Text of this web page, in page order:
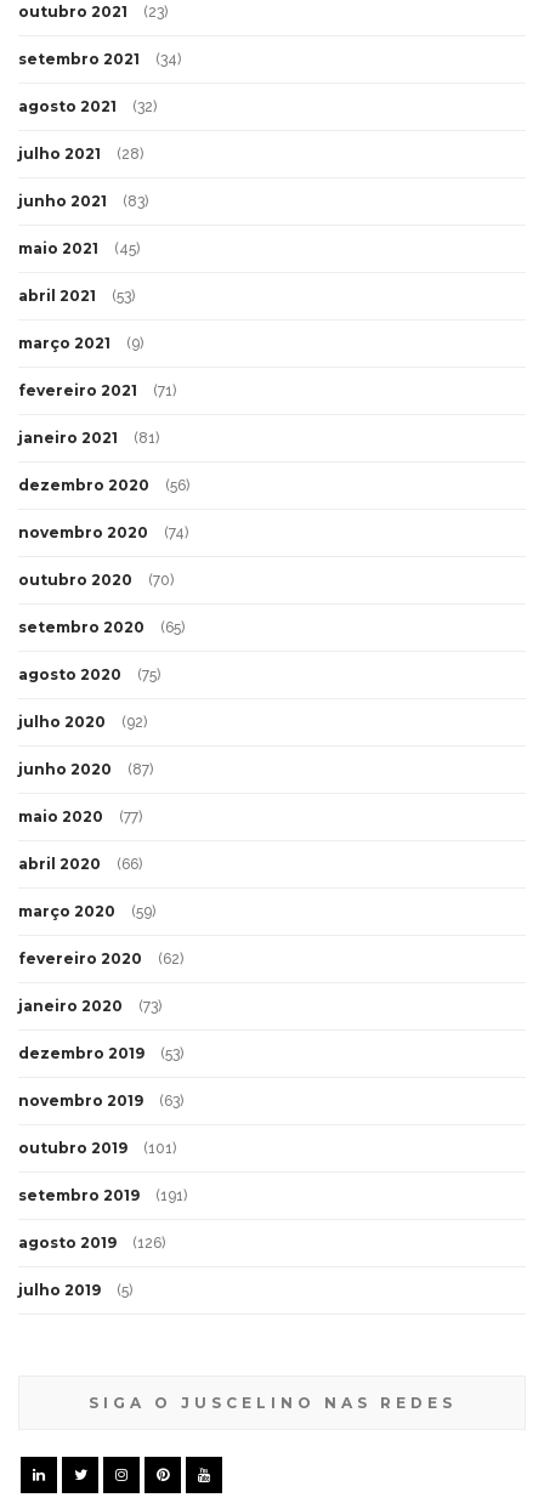
outubro 2021 (23)
setembro 2021 (34)
agosto 2021 (32)
julho 2021 (28)
junho 2021 (83)
maio 2021 (45)
abril 2021 (53)
março 2021 (9)
fevereiro 2021 (71)
janeiro 2021 (81)
dezembro 2020 (56)
novembro 2020 (74)
outubro 2020 (70)
setembro 2020 (65)
agosto 2020 (75)
julho 2020 (92)
junho 2020 (87)
maio 2020 (77)
abril 2020 (66)
março 2020 (59)
fevereiro 2020 (62)
janeiro 2020 (73)
dezembro 2019 (53)
novembro 2019 (63)
outubro 2019 (101)
setembro 2019 (191)
agosto 2019 (126)
julho 2019 (5)
SIGA O JUSCELINO NAS REDES